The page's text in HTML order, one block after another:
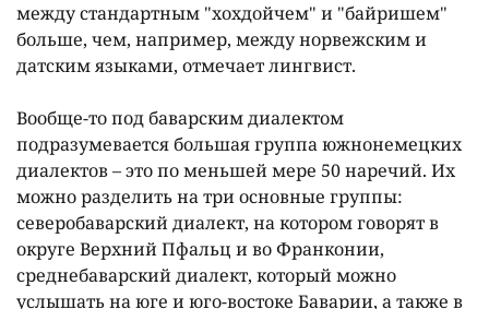
между стандартным "хохдойчем" и "байришем"
больше, чем, например, между норвежским и
датским языками, отмечает лингвист.
Вообще-то под баварским диалектом
подразумевается большая группа южнонемецких
диалектов – это по меньшей мере 50 наречий. Их
можно разделить на три основные группы:
северобаварский диалект, на котором говорят в
округе Верхний Пфальц и во Франконии,
среднебаварский диалект, который можно
услышать на юге и юго-востоке Баварии, а также в